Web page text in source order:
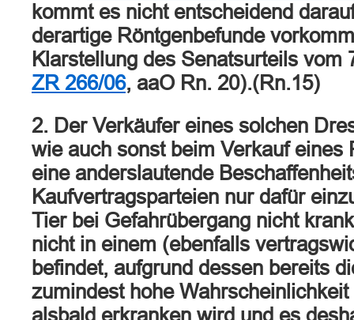
kommt es nicht entscheidend
derartige Röntgenbefunde
Klarstellung des Senatsurteils vom
ZR 266/06, aaO Rn. 20).(Rn.15)
2. Der Verkäufer eines solchen
wie auch sonst beim Verkauf eines
eine anderslautende
Kaufvertragsparteien nur dafür
Tier bei Gefahrübergang nicht
nicht in einem (ebenfalls
befindet, aufgrund dessen bereits
zumindest hohe
alsbald erkranken wird und es